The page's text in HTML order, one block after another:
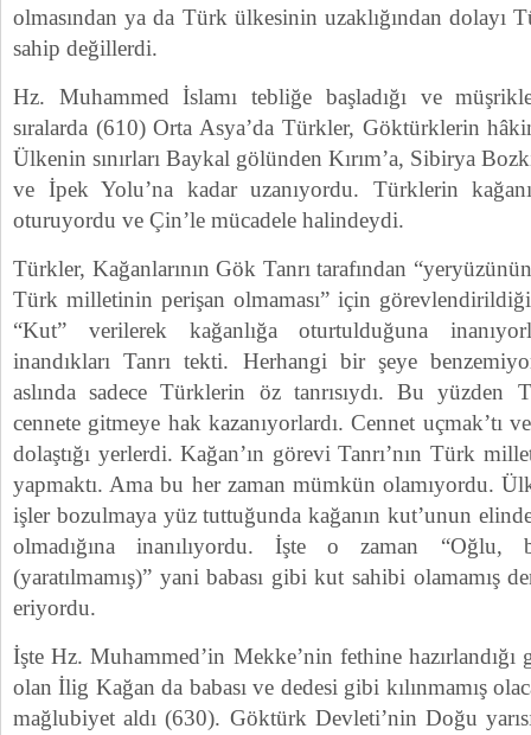
olmasından ya da Türk ülkesinin uzaklığından dolayı
sahip değillerdi.
Hz. Muhammed İslamı tebliğe başladığı ve
sıralarda (610) Orta Asya’da Türkler, Göktürklerin
Ülkenin sınırları Baykal gölünden Kırım’a, Sibirya
ve İpek Yolu’na kadar uzanıyordu. Türklerin
oturuyordu ve Çin’le mücadele halindeydi.
Türkler, Kağanlarının Gök Tanrı tarafından
Türk milletinin perişan olmaması” için
“Kut” verilerek kağanlığa oturtulduğuna
inandıkları Tanrı tekti. Herhangi bir şeye
aslında sadece Türklerin öz tanrısıydı. Bu yüzden
cennete gitmeye hak kazanıyorlardı. Cennet uçmak’tı
dolaştığı yerlerdi. Kağan’ın görevi Tanrı’nın Türk
yapmaktı. Ama bu her zaman mümkün olamıyordu.
işler bozulmaya yüz tuttuğunda kağanın kut’unun
olmadığına inanılıyordu. İşte o zaman “Oğlu,
(yaratılmamış)” yani babası gibi kut sahibi olamamış
eriyordu.
İşte Hz. Muhammed’in Mekke’nin fethine
olan İlig Kağan da babası ve dedesi gibi kılınmamış
mağlubiyet aldı (630). Göktürk Devleti’nin Doğu